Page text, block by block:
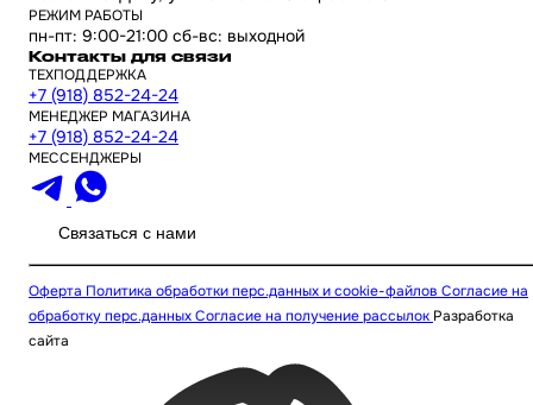
РЕЖИМ РАБОТЫ
пн-пт: 9:00-21:00 сб-вс: выходной
Контакты для связи
ТЕХПОДДЕРЖКА
+7 (918) 852-24-24
МЕНЕДЖЕР МАГАЗИНА
+7 (918) 852-24-24
МЕССЕНДЖЕРЫ
Связаться с нами
Оферта Политика обработки перс.данных и cookie-файлов Согласие на
обработку перс.данныхСогласие на получение рассылок Разработка
сайта